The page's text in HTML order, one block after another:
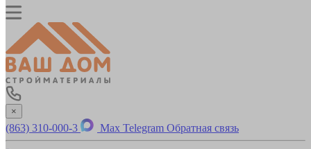
×
(863) 310-000-3 Max Telegram Обратная связь